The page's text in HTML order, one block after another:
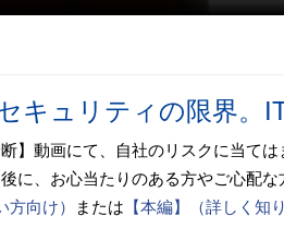
キュリティの限界。
】動画にて、自社のリスクに当て
に、お心当たりのある方やご心配な
方向け）
または 【本編】（詳しく知